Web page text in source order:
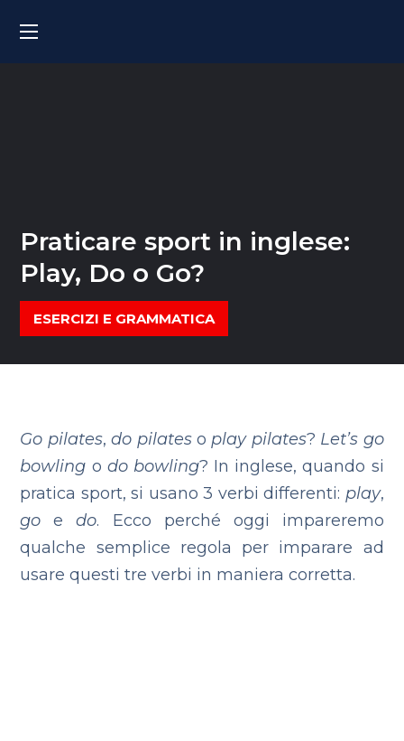
Praticare sport in inglese:
Play, Do o Go?
ESERCIZI E GRAMMATICA
Go pilates,do pilateso play pilates? Let’s go
bowling o do bowling? In inglese, quando si
pratica sport, si usano 3 verbi differenti: play,
go edo. Ecco perché oggi impareremo
qualche semplice regola per imparare ad
usare questi tre verbi in maniera corretta.